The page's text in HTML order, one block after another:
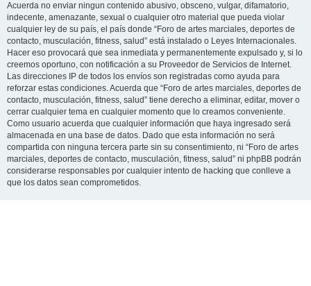
Acuerda no enviar ningun contenido abusivo, obsceno, vulgar, difamatorio,
indecente, amenazante, sexual o cualquier otro material que pueda violar
cualquier ley de su país, el país donde “Foro de artes marciales, deportes de
contacto, musculación, fitness, salud” está instalado o Leyes Internacionales.
Hacer eso provocará que sea inmediata y permanentemente expulsado y, si lo
creemos oportuno, con notificación a su Proveedor de Servicios de Internet.
Las direcciones IP de todos los envíos son registradas como ayuda para
reforzar estas condiciones. Acuerda que “Foro de artes marciales, deportes de
contacto, musculación, fitness, salud” tiene derecho a eliminar, editar, mover o
cerrar cualquier tema en cualquier momento que lo creamos conveniente.
Como usuario acuerda que cualquier información que haya ingresado será
almacenada en una base de datos. Dado que esta información no será
compartida con ninguna tercera parte sin su consentimiento, ni “Foro de artes
marciales, deportes de contacto, musculación, fitness, salud” ni phpBB podrán
considerarse responsables por cualquier intento de hacking que conlleve a
que los datos sean comprometidos.